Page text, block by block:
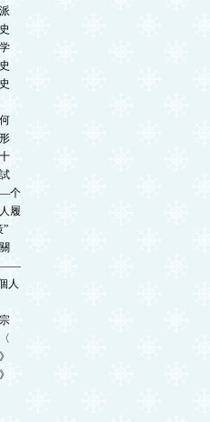
个
履
”
——
人